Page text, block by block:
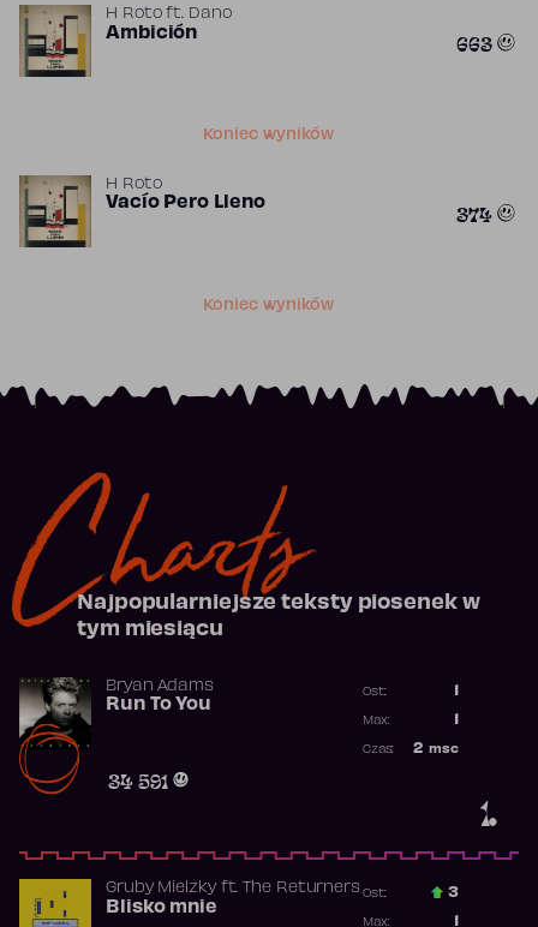
H Rotoft. Dano
Ambición 663
Koniec wyników
H Roto
Vacío Pero Lleno 374
Koniec wyników
Charts
Najpopularniejsze teksty piosenek w
tym miesiącu
1.
Bryan Adams
Run To You
34 591
Ost.:
Max:
2 msc
Czas:
Gruby Mielzkyft. The Returners
Blisko mnie
Ost.:
3
Max: